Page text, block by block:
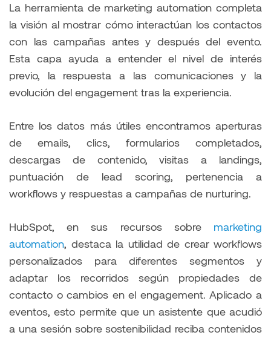
La herramienta de marketing automation completa
la visión al mostrar cómo interactúan los contactos
con las campañas antes y después del evento.
Esta capa ayuda a entender el nivel de interés
previo, la respuesta a las comunicaciones y la
evolución del engagement tras la experiencia.
Entre los datos más útiles encontramos aperturas
de emails, clics, formularios completados,
descargas de contenido, visitas a landings,
puntuación de lead scoring, pertenencia a
workflows y respuestas a campañas de nurturing.
HubSpot, en sus recursos sobremarketing
automation, destaca la utilidad de crear workflows
personalizados para diferentes segmentos y
adaptar los recorridos según propiedades de
contacto o cambios en el engagement. Aplicado a
eventos, esto permite que un asistente que acudió
a una sesión sobre sostenibilidad reciba contenidos